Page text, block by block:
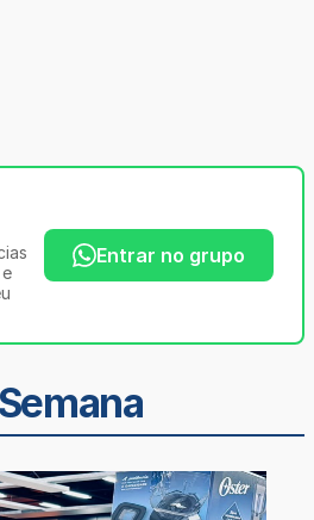
Entrar no grupo